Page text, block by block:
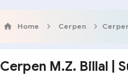
Home Cerpen
Cerpen M.Z. Billal |